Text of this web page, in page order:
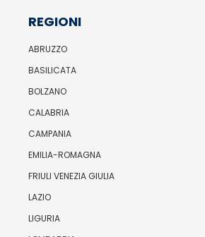
REGIONI
ABRUZZO
BASILICATA
BOLZANO
CALABRIA
CAMPANIA
EMILIA-ROMAGNA
FRIULI VENEZIA GIULIA
LAZIO
LIGURIA